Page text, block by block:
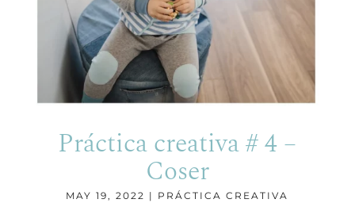
Práctica creativa # 4 –
Coser
MAY 19, 2022 | PRÁCTICA CREATIVA